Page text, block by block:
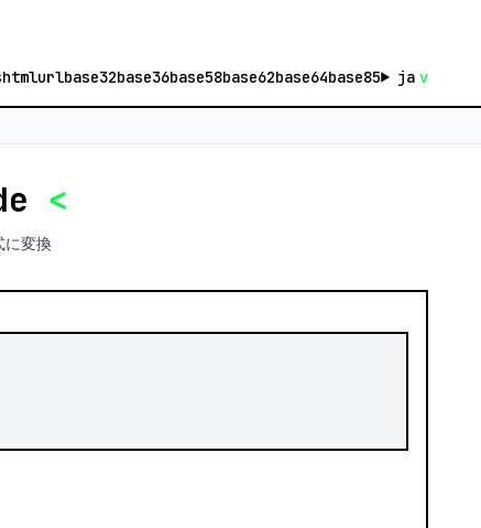
htmlurlbase32base36base58base62base64base85 ja v
<
変換